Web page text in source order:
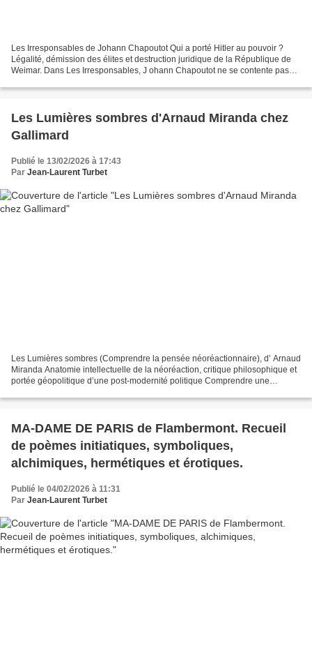
Les Irresponsables de Johann Chapoutot Qui a porté Hitler au pouvoir ?
Légalité, démission des élites et destruction juridique de la République de
Weimar. Dans Les Irresponsables, J ohann Chapoutot ne se contente pas
Les Lumières sombres d'Arnaud Miranda chez
Gallimard
Publié le 13/02/2026 à 17:43
Par Jean-Laurent Turbet
Les Lumières sombres (Comprendre la pensée néoréactionnaire), d’ Arnaud
Miranda Anatomie intellectuelle de la néoréaction, critique philosophique et
portée géopolitique d’une post-modernité politique Comprendre une
MA-DAME DE PARIS de Flambermont. Recueil
de poèmes initiatiques, symboliques,
alchimiques, hermétiques et érotiques.
Publié le 04/02/2026 à 11:31
Par Jean-Laurent Turbet